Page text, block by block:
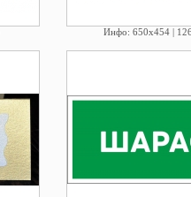
Инфо: 650х454 |